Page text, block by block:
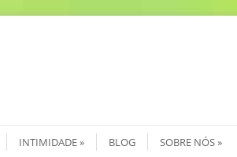
INTIMIDADE BLOG SOBRE NÓS